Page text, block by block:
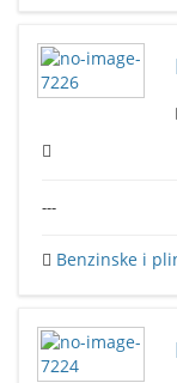
---
Benzinske i